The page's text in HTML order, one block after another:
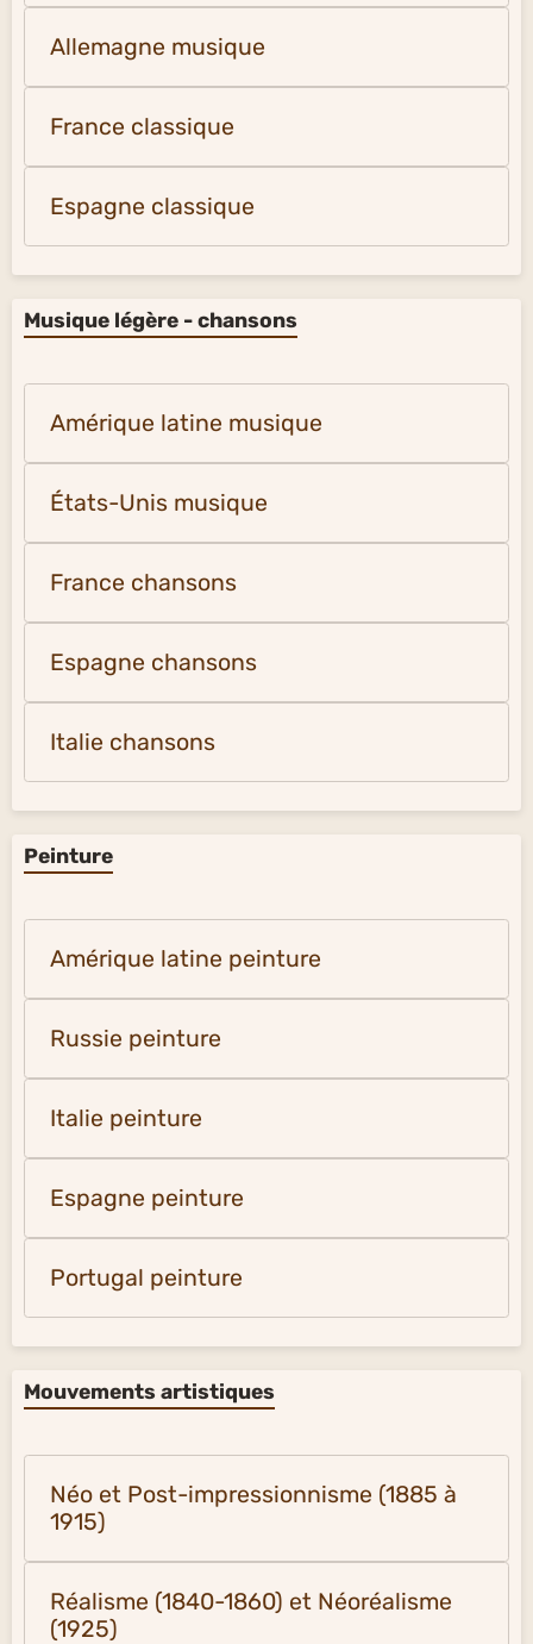
Allemagne musique
France classique
Espagne classique
Musique légère - chansons
Amérique latine musique
États-Unis musique
France chansons
Espagne chansons
Italie chansons
Peinture
Amérique latine peinture
Russie peinture
Italie peinture
Espagne peinture
Portugal peinture
Mouvements artistiques
Néo et Post-impressionnisme (1885 à
1915)
Réalisme (1840-1860) et Néoréalisme
(1925)